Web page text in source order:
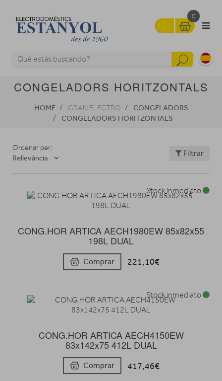
0
CONGELADORS HORITZONTALS
HOME GRAN ELECTRO
CONGELADORS
CONGELADORS HORITZONTALS
Ordenar per:
Rellevància
Filtrar
CONG.HOR ARTICA AECH1980EW 85x82x55
198L DUAL
Comprar 221,10€
Stock inmediato
CONG.HOR ARTICA AECH4150EW
83x142x75 412L DUAL
Comprar 417,46€
Stock inmediato